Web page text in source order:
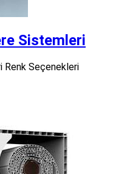
Sistemleri
Renk Seçenekleri